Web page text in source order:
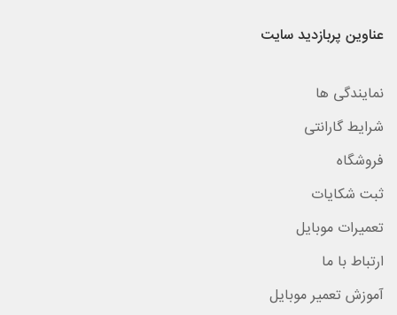
عناوین پربازدید سایت
نمایندگی ها
شرایط گارانتی
فروشگاه
ثبت شکایات
تعمیرات موبایل
ارتباط با ما
آموزش تعمیر موبایل